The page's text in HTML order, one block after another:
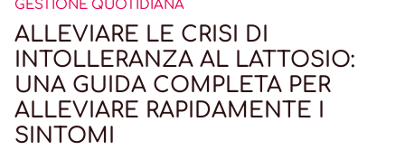
GESTIONE QUOTIDIANA
ALLEVIARE LE CRISI DI
INTOLLERANZA AL LATTOSIO:
UNA GUIDA COMPLETA PER
ALLEVIARE RAPIDAMENTE I
SINTOMI